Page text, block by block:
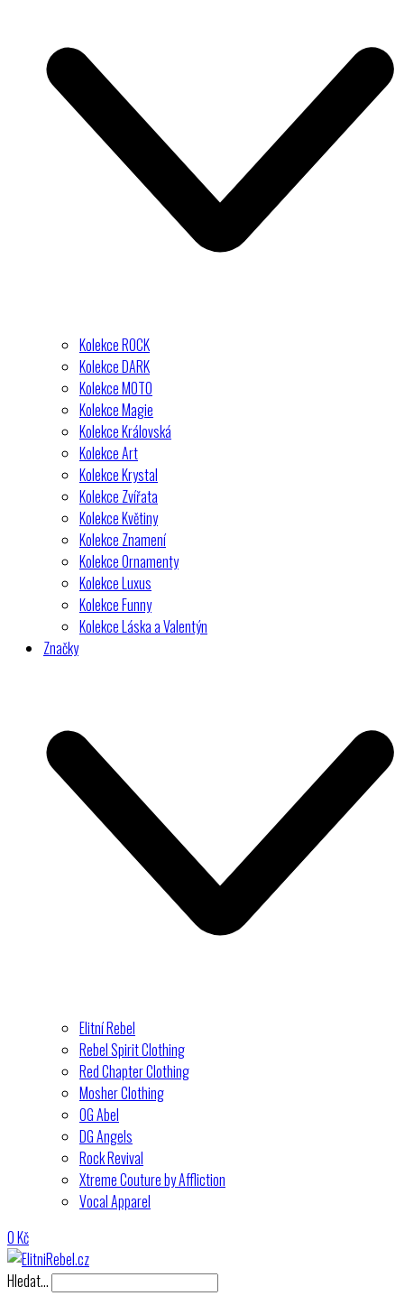
Kolekce ROCK
Kolekce DARK
Kolekce MOTO
Kolekce Magie
Kolekce Královská
Kolekce Art
Kolekce Krystal
Kolekce Zvířata
Kolekce Květiny
Kolekce Znamení
Kolekce Ornamenty
Kolekce Luxus
Kolekce Funny
Kolekce Láska a Valentýn
Značky
Elitní Rebel
Rebel Spirit Clothing
Red Chapter Clothing
Mosher Clothing
OG Abel
DG Angels
Rock Revival
Xtreme Couture by Affliction
Vocal Apparel
0Kč
Hledat…